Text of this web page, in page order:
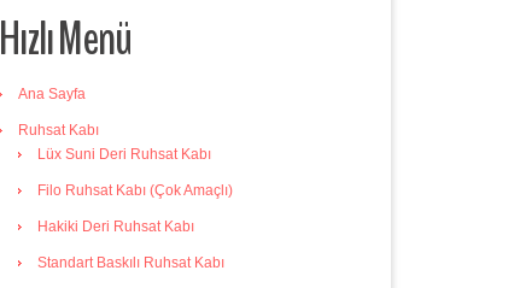
Hızlı Menü
Ana Sayfa
Ruhsat Kabı
Lüx Suni Deri Ruhsat Kabı
Filo Ruhsat Kabı (Çok Amaçlı)
Hakiki Deri Ruhsat Kabı
Standart Baskılı Ruhsat Kabı